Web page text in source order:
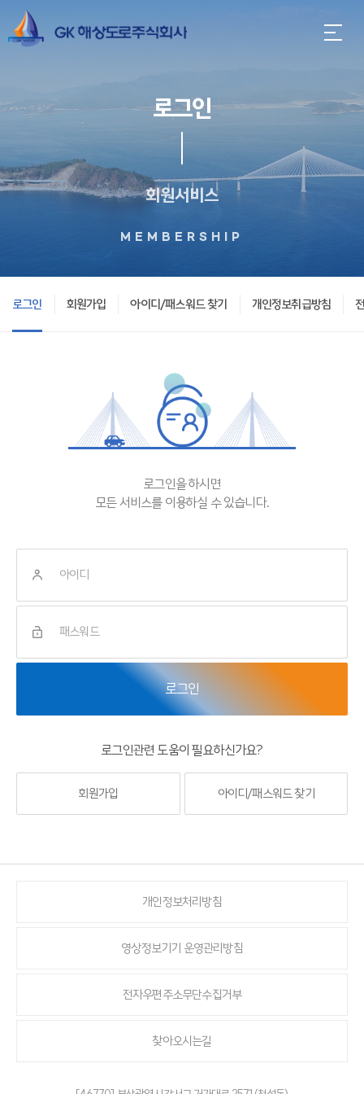
로그인
회원서비스
MEMBERSHIP
로그인 회원가입 아이디/패스워드 찾기 개인정보취급방침
로그인을 하시면
모든 서비스를 이용하실 수 있습니다.
로그인
로그인관련 도움이 필요하신가요?
회원가입 아이디/패스워드 찾기
개인정보처리방침
영상정보기기 운영관리방침
전자우편주소무단수집거부
찾아오시는길